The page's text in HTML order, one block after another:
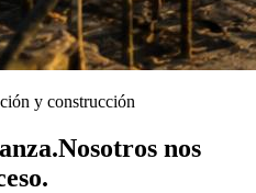
y construcción
Nosotros nos